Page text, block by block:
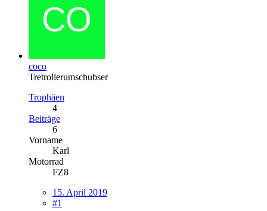
coco
Tretrollerumschubser
Trophäen
4
Beiträge
6
Vorname
Karl
Motorrad
FZ8
15. April 2019
#1